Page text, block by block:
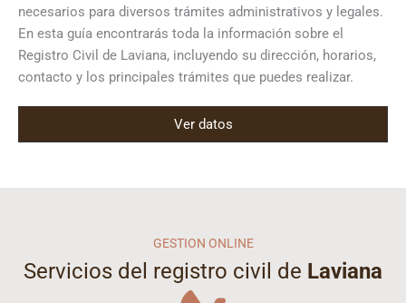
necesarios para diversos trámites administrativos y legales.
En esta guía encontrarás toda la información sobre el
Registro Civil de Laviana, incluyendo su dirección, horarios,
contacto y los principales trámites que puedes realizar.
Ver datos
GESTION ONLINE
Servicios del registro civil de Laviana